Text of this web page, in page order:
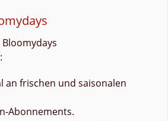
an frischen und saisonalen
Abonnements.